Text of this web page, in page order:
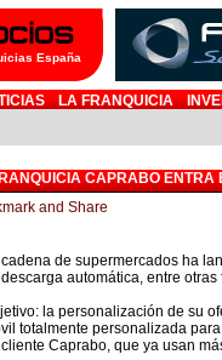
España
LA FRANQUICIA
CAPRABO ENTRA
cadena de supermercados ha
automática, entre
la personalización de su
totalmente personalizada
Caprabo, que ya usan